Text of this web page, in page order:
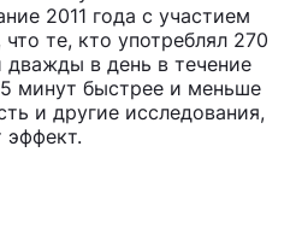
2011 года с участием
те, кто употреблял 270
в день в течение
минут быстрее и меньше
и другие исследования,